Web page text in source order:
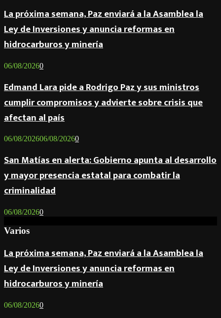
La próxima semana, Paz enviará a la Asamblea la
Ley de Inversiones y anuncia reformas en
hidrocarburos y minería
06/08/20260
Edmand Lara pide a Rodrigo Paz y sus ministros
cumplir compromisos y advierte sobre crisis que
afectan al país
06/08/202606/08/20260
San Matías en alerta: Gobierno apunta al desarrollo
y mayor presencia estatal para combatir la
criminalidad
06/08/20260
Varios
La próxima semana, Paz enviará a la Asamblea la
Ley de Inversiones y anuncia reformas en
hidrocarburos y minería
06/08/20260